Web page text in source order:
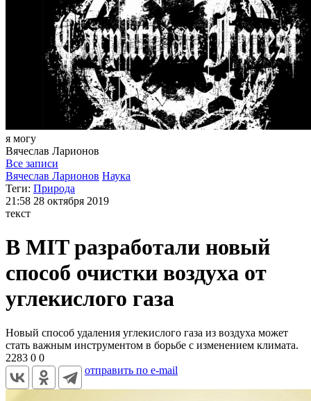
я могу
Вячеслав Ларионов
Все записи
Вячеслав Ларионов Наука
Теги: Природа
21:58 28 октября 2019
текст
В MIT разработали новый
способ очистки воздуха от
углекислого газа
Новый способ удаления углекислого газа из воздуха может
стать важным инструментом в борьбе с изменением климата.
2283 0 0
отправить по e-mail